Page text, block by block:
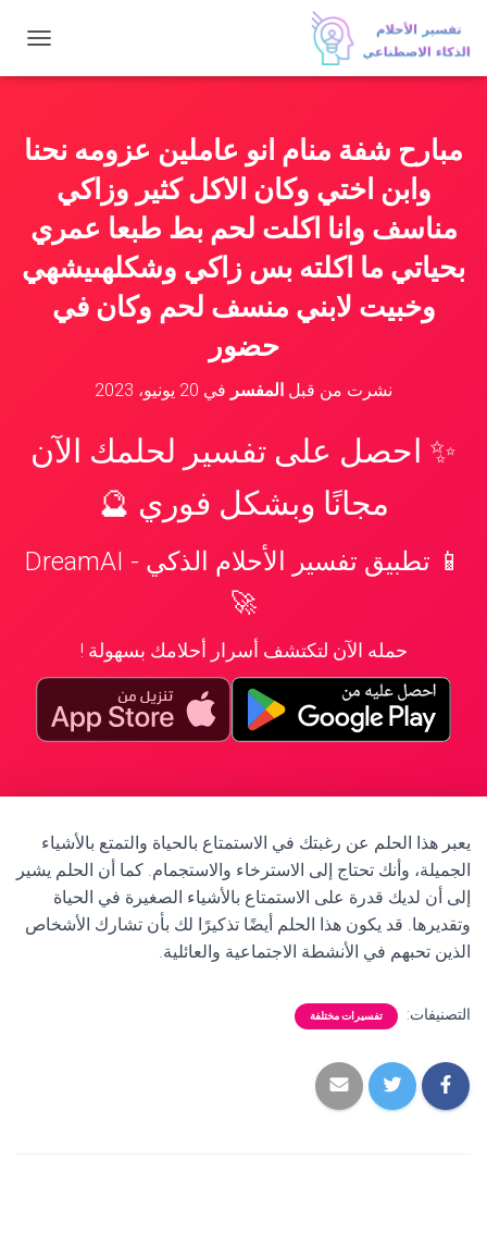
ب
ا
ق
مبارح شفة منام انو عاملين عزومه نحنا
وابن اختي وكان الاكل كثير وزاكي
مناسف وانا اكلت لحم بط طبعا عمري
بحياتي ما اكلته بس زاكي وشكلهىيشهي
وخبيت لابني منسف لحم وكان في
حضور
نشرت من قبل المفسر في 20 يونيو، 2023
✨ احصل على تفسير لحلمك الآن
مجانًا وبشكل فوري 🔮
📱 تطبيق تفسير الأحلام الذكي - DreamAI
🚀
حمله الآن لتكتشف أسرار أحلامك بسهولة !
يعبر هذا الحلم عن رغبتك في الاستمتاع بالحياة والتمتع بالأشياء
الجميلة، وأنك تحتاج إلى الاسترخاء والاستجمام. كما أن الحلم يشير
إلى أن لديك قدرة على الاستمتاع بالأشياء الصغيرة في الحياة
وتقديرها. قد يكون هذا الحلم أيضًا تذكيرًا لك بأن تشارك الأشخاص
الذين تحبهم في الأنشطة الاجتماعية والعائلية.
التصنيفات: تفسيرات مختلفة